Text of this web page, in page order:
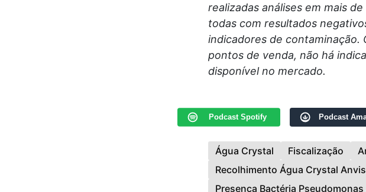
realizadas análises em mais
todas com resultados
indicadores de
pontos de venda, não há
disponível no mercado.
Podcast Spotify Podcast
Água Crystal Fiscalização
Recolhimento Água Crystal
Presença Bactéria